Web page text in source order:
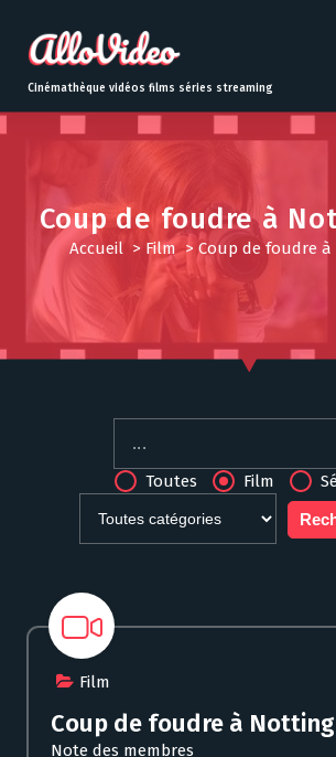
t
o
Cinémathèque vidéos films séries streaming
Coup de foudre à
Accueil> Film> Coup de foudre
Toutes Film
Film
Coup de foudre à
Note des membres